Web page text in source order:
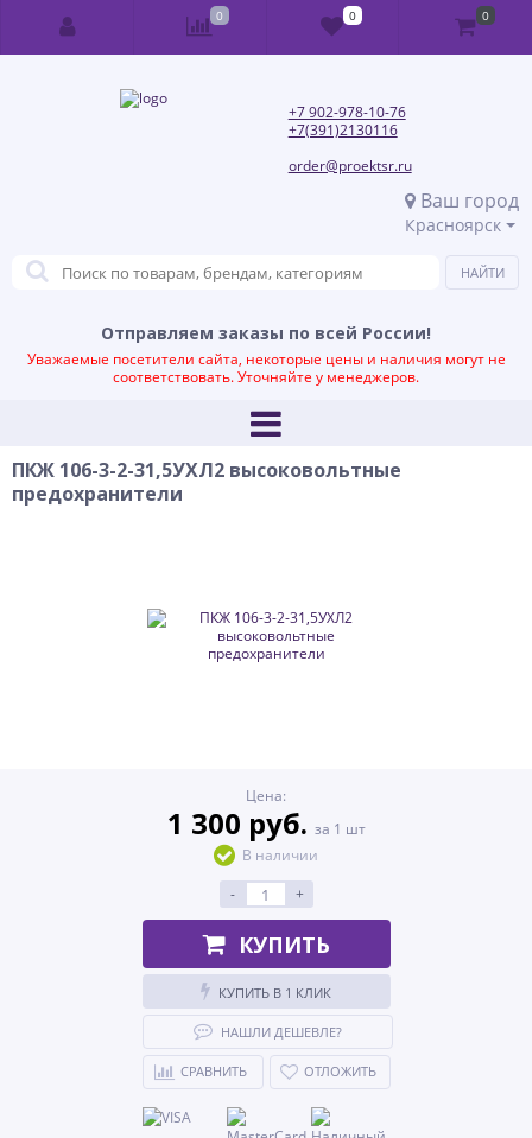
+7 902-978-10-76
+7(391)2130116
order@proektsr.ru
Ваш город
Красноярск
Отправляем заказы по всей России!
Уважаемые посетители сайта, некоторые цены и наличия могут не
соответствовать. Уточняйте у менеджеров.
ПКЖ 106-3-2-31,5УХЛ2 высоковольтные
предохранители
Цена:
1 300 руб. за 1 шт
В наличии
-
+
КУПИТЬ
КУПИТЬ В 1 КЛИК
НАШЛИ ДЕШЕВЛЕ?
СРАВНИТЬ ОТЛОЖИТЬ
0 0 0